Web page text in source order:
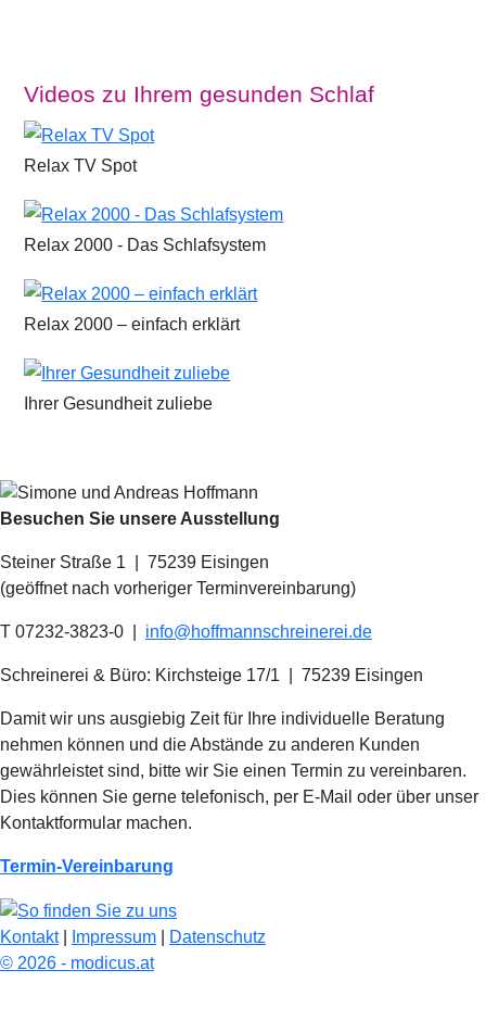
Videos zu Ihrem gesunden Schlaf
Relax TV Spot
Relax 2000 - Das Schlafsystem
Relax 2000 – einfach erklärt
Ihrer Gesundheit zuliebe
Besuchen Sie unsere Ausstellung
Steiner Straße 1 | 75239 Eisingen
(geöffnet nach vorheriger Terminvereinbarung)
T 07232-3823-0 info@hoffmannschreinerei.de
Schreinerei & Büro: Kirchsteige 17/1 75239 Eisingen
Damit wir uns ausgiebig Zeit für Ihre individuelle Beratung
nehmen können und die Abstände zu anderen Kunden
gewährleistet sind, bitte wir Sie einen Termin zu vereinbaren.
Dies können Sie gerne telefonisch, per E-Mail oder über unser
Kontaktformular machen.
Termin-Vereinbarung
Kontakt| Impressum
Datenschutz
© 2026 - modicus.at